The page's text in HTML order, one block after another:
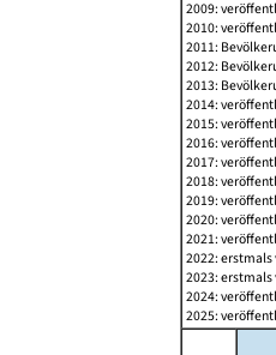
2009:
2010:
2011:
2012:
2013:
2014:
2015:
2016:
2017:
2018:
2019:
2020:
2021:
2022:
2023:
2024:
2025: